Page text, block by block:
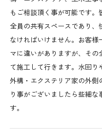
もご相談頂く事が可能です
全員の共有スペースであり
なければいけません。お客
マに違いがありますが、そ
て施工して行きます。水回り
外構・エクステリア家の外
り事がございましたら些細
す。